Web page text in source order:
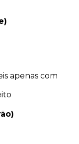
apenas com